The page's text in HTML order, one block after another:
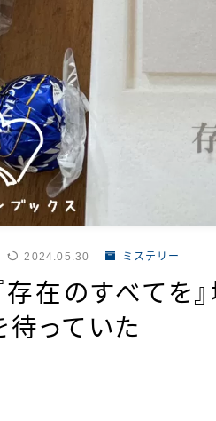
2024.05.30 ミステリー
『存在のすべて
っていた